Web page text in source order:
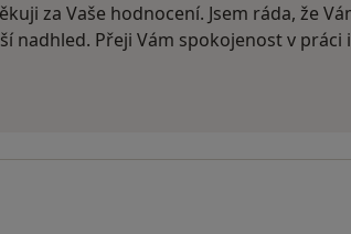
za Vaše hodnocení. Jsem ráda, že
nadhled. Přeji Vám spokojenost v práci